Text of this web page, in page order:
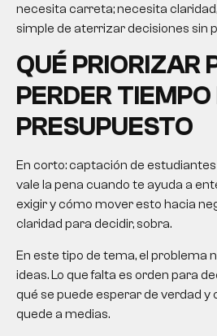
necesita carreta; necesita
simple de aterrizar decisiones sin
QUÉ PRIORIZAR
PERDER TIEMPO
PRESUPUESTO
En corto: captación de
vale la pena cuando te ayuda a
exigir y cómo mover esto hacia
claridad para decidir, sobra.
En este tipo de tema, el problema
ideas. Lo que falta es orden para
qué se puede esperar de verdad
quede a medias.